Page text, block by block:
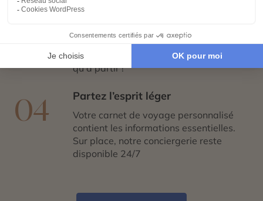
03 Réservez en toute sérénité
expériences exclusives : nous nous
chargeons de tout. Il ne vous reste plus
qu’à partir !
04 Partez l’esprit léger
Votre carnet de voyage personnalisé
contient les informations essentielles.
Sur place, notre conciergerie reste
disponible 24/7